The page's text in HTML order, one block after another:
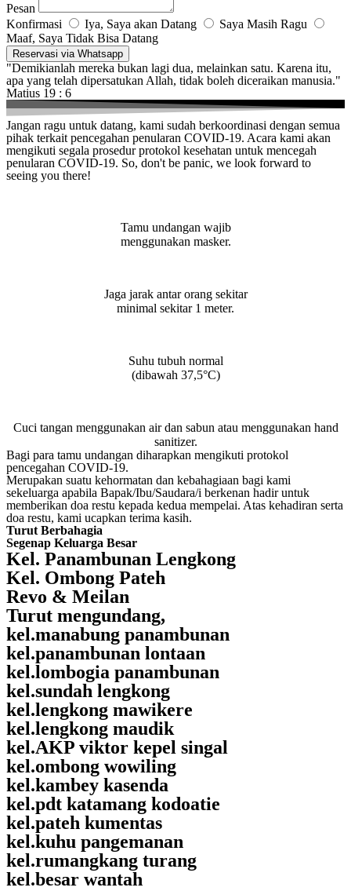
Pesan
Konfirmasi
Iya, Saya akan Datang
Saya Masih Ragu
Maaf, Saya Tidak Bisa Datang
Reservasi via Whatsapp
"Demikianlah mereka bukan lagi dua, melainkan satu. Karena itu,
apa yang telah dipersatukan Allah, tidak boleh diceraikan manusia."
Matius 19 : 6
Jangan ragu untuk datang, kami sudah berkoordinasi dengan semua
pihak terkait pencegahan penularan COVID-19. Acara kami akan
mengikuti segala prosedur protokol kesehatan untuk mencegah
penularan COVID-19. So, don't be panic, we look forward to
seeing you there!
Tamu undangan wajib
menggunakan masker.
Jaga jarak antar orang sekitar
minimal sekitar 1 meter.
Suhu tubuh normal
(dibawah 37,5°C)
Cuci tangan menggunakan air dan sabun atau menggunakan hand
sanitizer.
Bagi para tamu undangan diharapkan mengikuti protokol
pencegahan COVID-19.
Merupakan suatu kehormatan dan kebahagiaan bagi kami
sekeluarga apabila Bapak/Ibu/Saudara/i berkenan hadir untuk
memberikan doa restu kepada kedua mempelai. Atas kehadiran serta
doa restu, kami ucapkan terima kasih.
Turut Berbahagia
Segenap Keluarga Besar
Kel. Panambunan Lengkong
Kel. Ombong Pateh
Revo & Meilan
Turut mengundang,
kel.manabung panambunan
kel.panambunan lontaan
kel.lombogia panambunan
kel.sundah lengkong
kel.lengkong mawikere
kel.lengkong maudik
kel.AKP viktor kepel singal
kel.ombong wowiling
kel.kambey kasenda
kel.pdt katamang kodoatie
kel.pateh kumentas
kel.kuhu pangemanan
kel.rumangkang turang
kel.besar wantah